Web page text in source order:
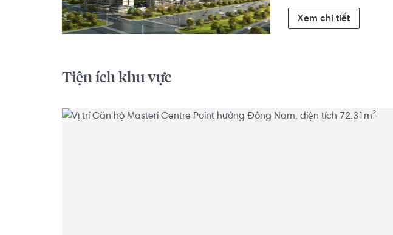
Xem chi tiết
Tiện ích khu vực